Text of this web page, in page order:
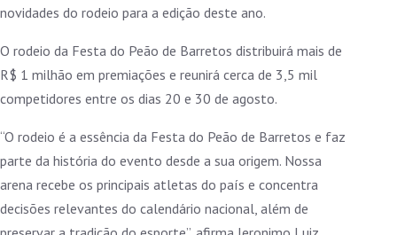
novidades do rodeio para a edição deste ano.
O rodeio da Festa do Peão de Barretos distribuirá mais de
R$ 1 milhão em premiações e reunirá cerca de 3,5 mil
competidores entre os dias 20 e 30 de agosto.
“O rodeio é a essência da Festa do Peão de Barretos e faz
parte da história do evento desde a sua origem. Nossa
arena recebe os principais atletas do país e concentra
decisões relevantes do calendário nacional, além de